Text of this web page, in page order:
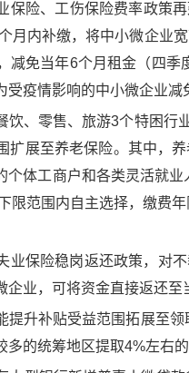
保险、工伤保险费率政策
月内补缴，将中小微企
减免当年6个月租金（四
受疫情影响的中小微企业
饮、零售、旅游3个特困行
扩展至养老保险。其中，
个体工商户和各类灵活就
限范围内自主选择，缴费
业保险稳岗返还政策，对
企业，可将资金直接返还
提升补贴受益范围拓展至
多的统筹地区提取4%左右